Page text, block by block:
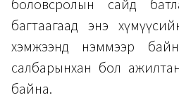
боловсролын сайд
багтаагаад энэ
хэмжээнд нэммээр
салбарынхан бол
байна.